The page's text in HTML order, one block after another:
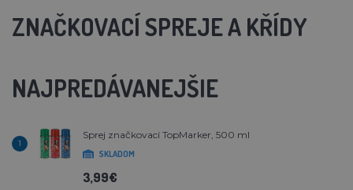
ZNAČKOVACÍ SPREJE A KŘÍDY
NAJPREDÁVANEJŠIE
1
Sprej značkovací TopMarker, 500 ml
SKLADOM
3,99€